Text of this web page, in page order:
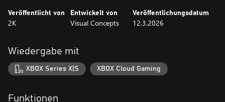
MEHR SUPERSTARS DENN JE
400+ spielbare WWE-Superstars und -Legenden wie The Rock,
Triple H, John Cena, Rhea Ripley und Fan-Lieblinge wie Rey Fénix,
Rusev und Blake Monroe.
Schreibe die Wrestling-Geschichte neu und erlebe CM Punks
Veröffentlicht von
2K
Entwickelt von
Visual Concepts
Veröffentlichungsdatum
12.3.2026
Wiedergabe mit
XBOX Series X|S XBOX Cloud Gaming
Funktionen